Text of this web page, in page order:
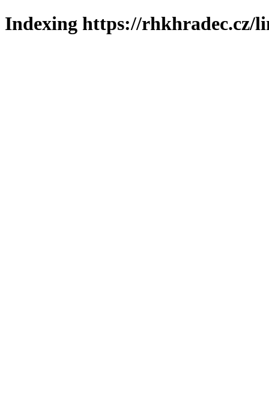
Indexing https://rhkhradec.cz/